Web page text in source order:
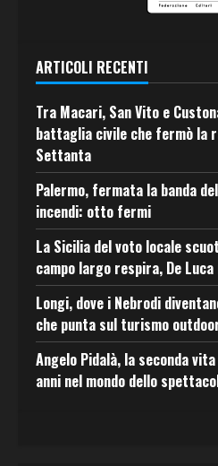
ARTICOLI RECENTI
Tra Macari, San Vito e
battaglia civile che fermò la
Settanta
Palermo, fermata la banda
incendi: otto fermi
La Sicilia del voto locale
campo largo respira, De
Longi, dove i Nebrodi
che punta sul turismo
Angelo Pidalà, la seconda
anni nel mondo dello